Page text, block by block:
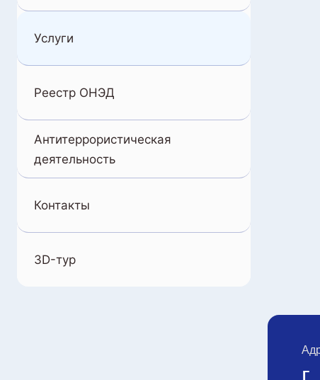
Услуги
Реестр ОНЭД
Антитеррористическая
деятельность
Контакты
3D-тур